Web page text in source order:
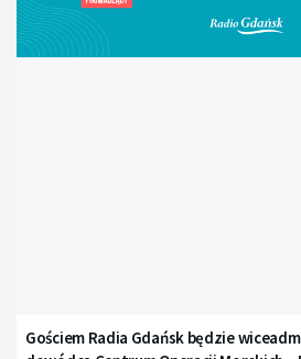
Gościem Radia Gdańsk będzie